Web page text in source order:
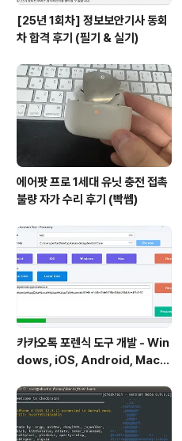
[25년 1회차] 정보보안기사 동회
차 합격 후기 (필기 & 실기)
에어팟 프로 1세대 유닛 충전 접촉
불량 자가 수리 후기 (빡쎔)
카카오톡 포렌식 도구 개발 - Win
dows, iOS, Android, Mac